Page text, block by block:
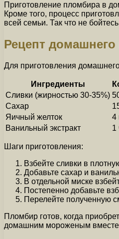
Приготовление пломбира в
Кроме того, процесс
всей семьи. Так что не
Рецепт
Для приготовления
Ингредиенты
Сливки (жирностью 30-35%)
Сахар
Яичный желток
4
Ванильный экстракт
1
Шаги приготовления:
Взбейте сливки в
Добавьте сахар и
В отдельной миске
Постепенно добавьте
Перелейте полученную
Пломбир готов, когда
домашним мороженым вместе